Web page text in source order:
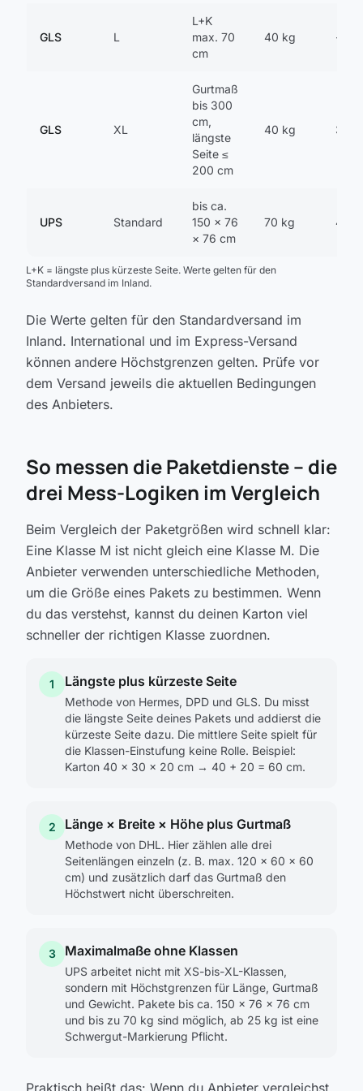
GLS L
L+K
max. 70
cm
40 kg --
GLS XL
Gurtmaß
bis 300
cm,
längste
Seite ≤
200 cm
40 kg 300
UPS Standard
bis ca.
150 × 76
× 76 cm
70 kg 400
L+K = längste plus kürzeste Seite. Werte gelten für den
Standardversand im Inland.
Die Werte gelten für den Standardversand im
Inland. International und im Express-Versand
können andere Höchstgrenzen gelten. Prüfe vor
dem Versand jeweils die aktuellen Bedingungen
des Anbieters.
So messen die Paketdienste -- die
drei Mess-Logiken im Vergleich
Beim Vergleich der Paketgrößen wird schnell klar:
Eine Klasse M ist nicht gleich eine Klasse M. Die
Anbieter verwenden unterschiedliche Methoden,
um die Größe eines Pakets zu bestimmen. Wenn
du das verstehst, kannst du deinen Karton viel
schneller der richtigen Klasse zuordnen.
1 Längste plus kürzeste Seite
Methode von Hermes, DPD und GLS. Du misst
die längste Seite deines Pakets und addierst die
kürzeste Seite dazu. Die mittlere Seite spielt für
die Klassen-Einstufung keine Rolle. Beispiel:
Karton 40 × 30 × 20 cm → 40 + 20 = 60 cm.
2 Länge × Breite × Höhe plus Gurtmaß
Methode von DHL. Hier zählen alle drei
Seitenlängen einzeln (z. B. max. 120 × 60 × 60
cm) und zusätzlich darf das Gurtmaß den
Höchstwert nicht überschreiten.
3 Maximalmaße ohne Klassen
UPS arbeitet nicht mit XS-bis-XL-Klassen,
sondern mit Höchstgrenzen für Länge, Gurtmaß
und Gewicht. Pakete bis ca. 150 × 76 × 76 cm
und bis zu 70 kg sind möglich, ab 25 kg ist eine
Schwergut-Markierung Pflicht.
Praktisch heißt das: Wenn du Anbieter vergleichst,